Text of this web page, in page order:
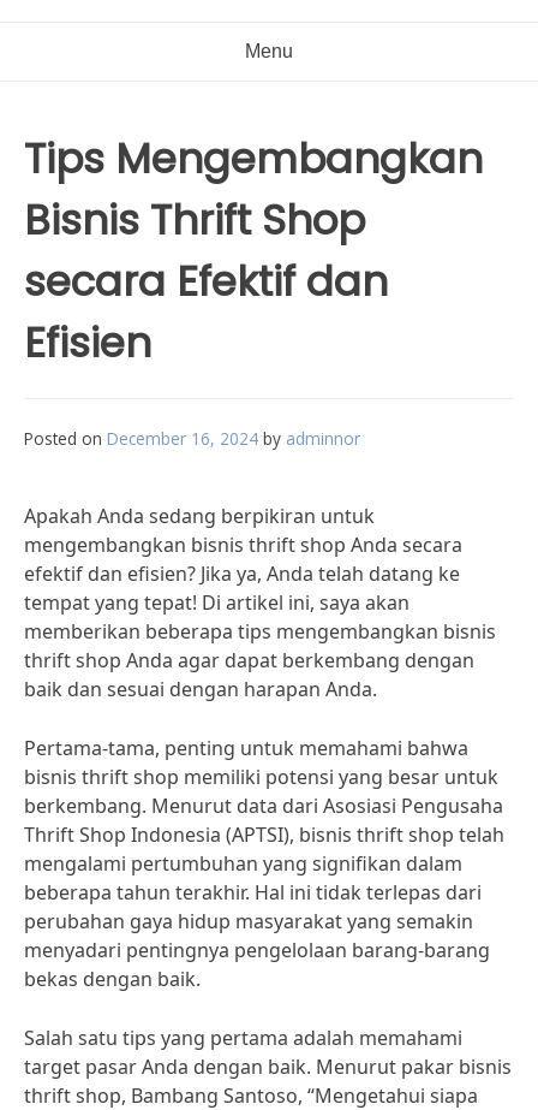
Menu
Tips Mengembangkan
Bisnis Thrift Shop
secara Efektif dan
Efisien
Posted on December 16, 2024 by adminnor
Apakah Anda sedang berpikiran untuk
mengembangkan bisnis thrift shop Anda secara
efektif dan efisien? Jika ya, Anda telah datang ke
tempat yang tepat! Di artikel ini, saya akan
memberikan beberapa tips mengembangkan bisnis
thrift shop Anda agar dapat berkembang dengan
baik dan sesuai dengan harapan Anda.
Pertama-tama, penting untuk memahami bahwa
bisnis thrift shop memiliki potensi yang besar untuk
berkembang. Menurut data dari Asosiasi Pengusaha
Thrift Shop Indonesia (APTSI), bisnis thrift shop telah
mengalami pertumbuhan yang signifikan dalam
beberapa tahun terakhir. Hal ini tidak terlepas dari
perubahan gaya hidup masyarakat yang semakin
menyadari pentingnya pengelolaan barang-barang
bekas dengan baik.
Salah satu tips yang pertama adalah memahami
target pasar Anda dengan baik. Menurut pakar bisnis
thrift shop, Bambang Santoso, “Mengetahui siapa